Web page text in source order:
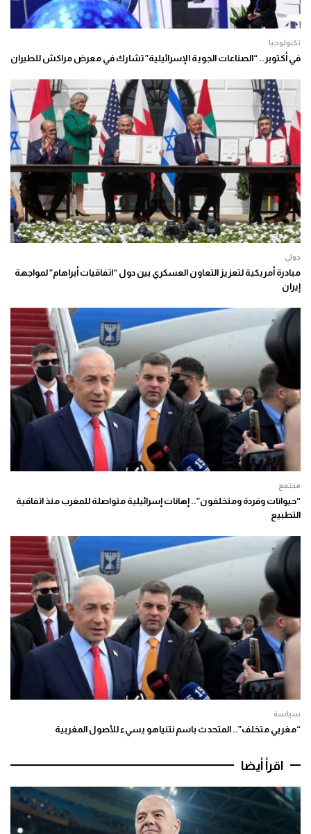
تكنولوجيا
في أكتوبر.. “الصناعات الجوية الإسرائيلية” تشارك في معرض مراكش للطيران
دولي
مبادرة أمريكية لتعزيز التعاون العسكري بين دول “اتفاقيات أبراهام” لمواجهة
إيران
مجتمع
“حيوانات وقردة ومتخلفون”.. إهانات إسرائيلية متواصلة للمغرب منذ اتفاقية
التطبيع
سياسة
“مغربي متخلف”.. المتحدث باسم نتنياهو يسيء للأصول المغربية
اقرأ أيضا